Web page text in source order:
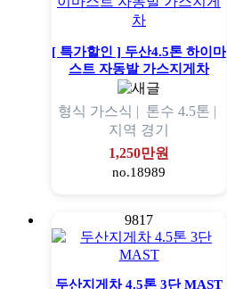
[ 특가할인 ] 두산4.5톤 하이마
스트 자동발 가스지게차
형식 가스식 | 톤수 4.5톤 |
지역 경기
1,250만원
no.18989
9817
두산지게차 4.5톤 3단 MAST